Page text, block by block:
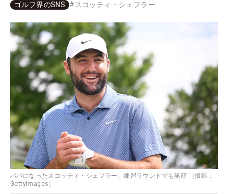
ゴルフ界のSNS # スコッティ・シェフラー
パパになったスコッティ・シェフラー、練習ラウンドでも笑顔 （撮影：
GettyImages）